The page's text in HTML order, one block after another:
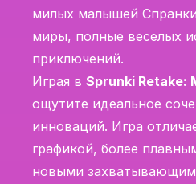
милых малышей
миры, полные веселых
приключений.
Играя в Sprunki
ощутите идеальное
инноваций. Игра
графикой, более
новыми